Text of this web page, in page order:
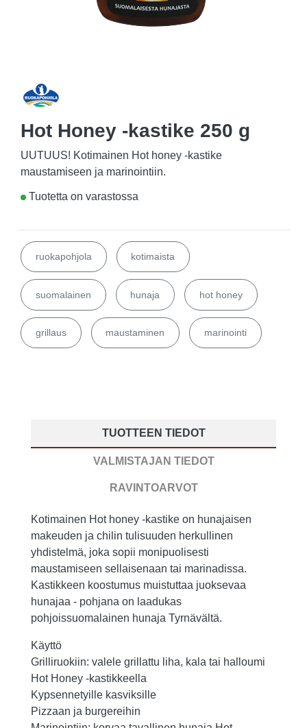
Hot Honey -kastike 250 g
UUTUUS! Kotimainen Hot honey -kastike
maustamiseen ja marinointiin.
Tuotetta on varastossa
ruokapohjola kotimaista
suomalainen hunaja hot honey
grillaus maustaminen marinointi
TUOTTEEN TIEDOT
VALMISTAJAN TIEDOT
RAVINTOARVOT
Kotimainen Hot honey -kastike on hunajaisen
makeuden ja chilin tulisuuden herkullinen
yhdistelmä, joka sopii monipuolisesti
maustamiseen sellaisenaan tai marinadissa.
Kastikkeen koostumus muistuttaa juoksevaa
hunajaa - pohjana on laadukas
pohjoissuomalainen hunaja Tyrnävältä.
Käyttö
Grilliruokiin: valele grillattu liha, kala tai halloumi
Hot Honey -kastikkeella
Kypsennetyille kasviksille
Pizzaan ja burgereihin